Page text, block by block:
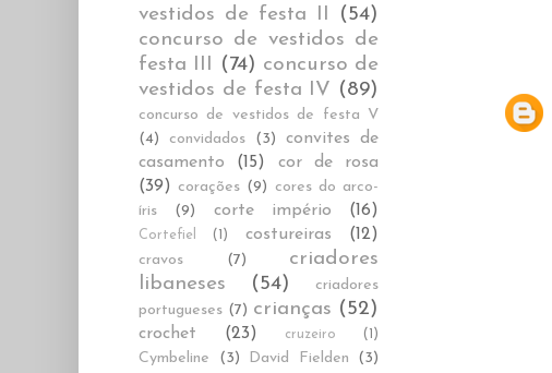
vestidos de festa II
(54)
concurso de vestidos de
festa III
(74) concurso de
vestidos de festa IV (89)
concurso de vestidos de festa V
(4)
convidados (3)
convites de
casamento
(15)
cor de rosa
(39) corações (9) cores do arco-
íris
(9) corte império (16)
Cortefiel (1) costureiras (12)
cravos (7)
criadores
libaneses
(54)
criadores
portugueses (7) crianças (52)
crochet (23) cruzeiro (1)
Cymbeline (3) David Fielden (3)